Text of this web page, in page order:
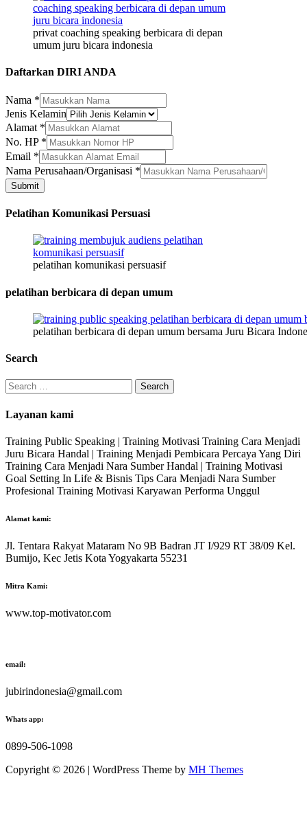
privat coaching speaking berbicara di depan
umum juru bicara indonesia
Daftarkan DIRI ANDA
Nama *
Jenis Kelamin
Nama
Email
Nama
Alamat *
No. HP *
Email *
Nama Perusahaan/Organisasi *
Submit
Pelatihan Komunikasi Persuasi
pelatihan komunikasi persuasif
pelatihan berbicara di depan umum
pelatihan berbicara di depan umum bersama Juru Bicara
Search
Search
for:
Layanan kami
Training Public Speaking | Training Motivasi Training Cara Menjadi
Juru Bicara Handal | Training Menjadi Pembicara Percaya Yang Diri
Training Cara Menjadi Nara Sumber Handal | Training Motivasi
Goal Setting In Life & Bisnis Tips Cara Menjadi Nara Sumber
Profesional Training Motivasi Karyawan Performa Unggul
Alamat kami:
Jl. Tentara Rakyat Mataram No 9B Badran JT I/929 RT 38/09 Kel.
Bumijo, Kec Jetis Kota Yogyakarta 55231
Mitra Kami:
www.top-motivator.com
email:
jubirindonesia@gmail.com
Whats app:
0899-506-1098
Copyright © 2026 | WordPress Theme by MH Themes